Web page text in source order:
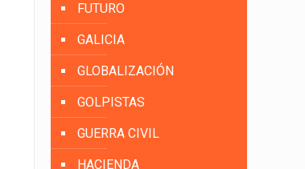
FUTURO
GALICIA
GLOBALIZACIÓN
GOLPISTAS
GUERRA CIVIL
HACIENDA